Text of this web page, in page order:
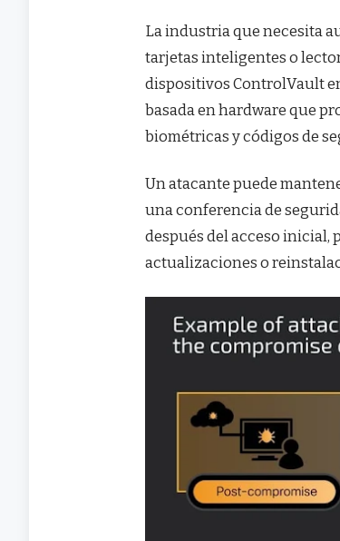
La industria que necesita
tarjetas inteligentes o
dispositivos ControlVault
basada en hardware que
biométricas y códigos de
Un atacante puede
una conferencia de
después del acceso inicial,
actualizaciones o